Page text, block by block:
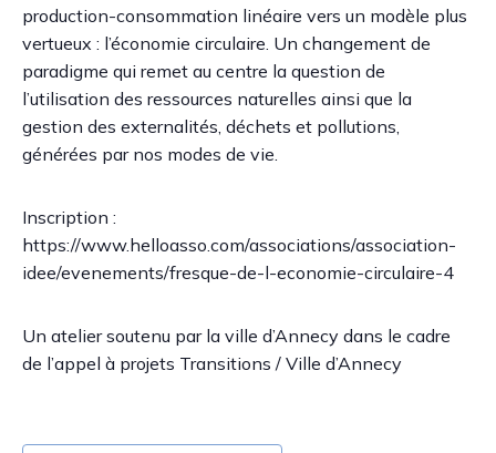
production-consommation linéaire vers un modèle plus
vertueux : l’économie circulaire. Un changement de
paradigme qui remet au centre la question de
l’utilisation des ressources naturelles ainsi que la
gestion des externalités, déchets et pollutions,
générées par nos modes de vie.
Inscription :
https://www.helloasso.com/associations/association-
idee/evenements/fresque-de-l-economie-circulaire-4
Un atelier soutenu par la ville d’Annecy dans le cadre
de l’appel à projets Transitions / Ville d’Annecy